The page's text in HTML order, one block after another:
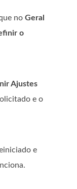
no Geral
o
Ajustes
e o
e